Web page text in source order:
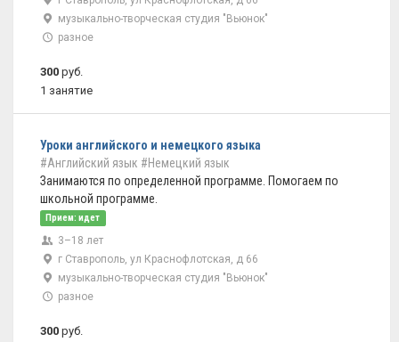
музыкально-творческая студия "Вьюнок"
разное
300 руб.
1 занятие
Уроки английского и немецкого языка
#Английский язык #Немецкий язык
Занимаются по определенной программе. Помогаем по
школьной программе.
Прием: идет
3–18 лет
г Ставрополь, ул Краснофлотская, д 66
музыкально-творческая студия "Вьюнок"
разное
300 руб.